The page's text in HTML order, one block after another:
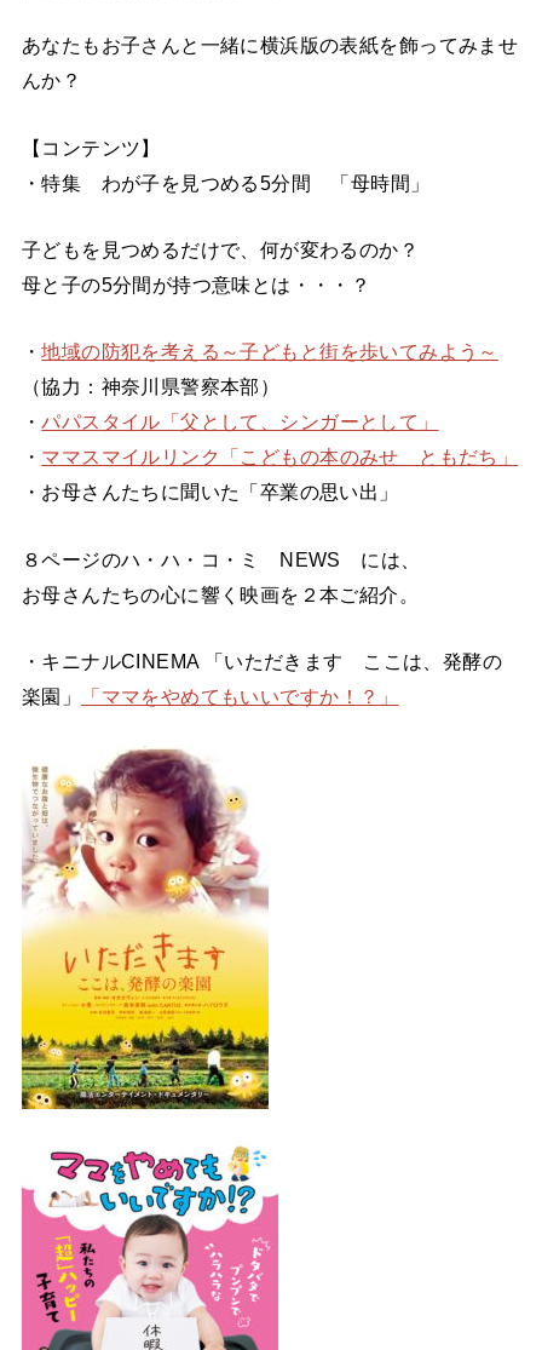
あなたもお子さんと一緒に横浜版の表紙を飾ってみませ
んか？
【コンテンツ】
・特集 わが子を見つめる5分間 「母時間」
子どもを見つめるだけで、何が変わるのか？
母と子の5分間が持つ意味とは・・・？
・地域の防犯を考える～子どもと街を歩いてみよう～
（協力：神奈川県警察本部）
・パパスタイル「父として、シンガーとして」
・ ママスマイルリンク「こどもの本のみせ ともだち」
・お母さんたちに聞いた「卒業の思い出」
８ページのハ・ハ・コ・ミ NEWS には、
お母さんたちの心に響く映画を２本ご紹介。
・キニナルCINEMA 「いただきます ここは、発酵の
楽園」
「ママをやめてもいいですか！？」